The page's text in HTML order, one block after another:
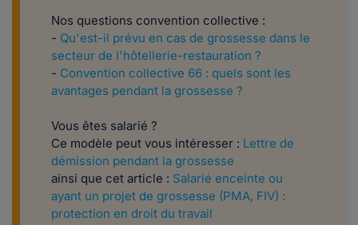
Nos questions convention collective :
- Qu'est-il prévu en cas de grossesse dans le
secteur de l'hôtellerie-restauration ?
- Convention collective 66 : quels sont les
avantages pendant la grossesse ?
Vous êtes salarié ?
Ce modèle peut vous intéresser : Lettre de
démission pendant la grossesse
ainsi que cet article : Salarié enceinte ou
ayant un projet de grossesse (PMA, FIV) :
protection en droit du travail